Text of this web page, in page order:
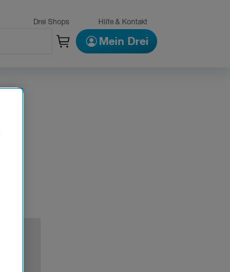
Drei Shops Hilfe & Kontakt
Mein Drei